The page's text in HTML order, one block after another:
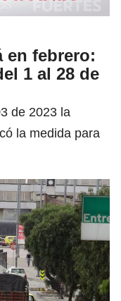
en febrero:
1 al 28 de
de 2023 la
la medida para